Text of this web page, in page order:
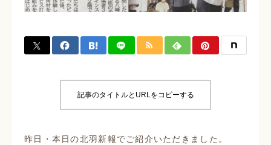
記事のタイトルとURLをコピーする
昨日・本日の北羽新報でご紹介いただきました。
お仕事依頼
FAQ